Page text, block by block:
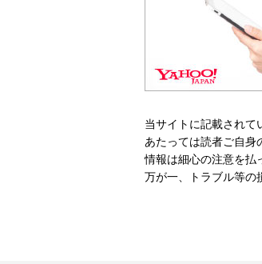
当サイトに記載されて
あたっては読者ご自身
情報は細心の注意を払
万が一、トラブル等の